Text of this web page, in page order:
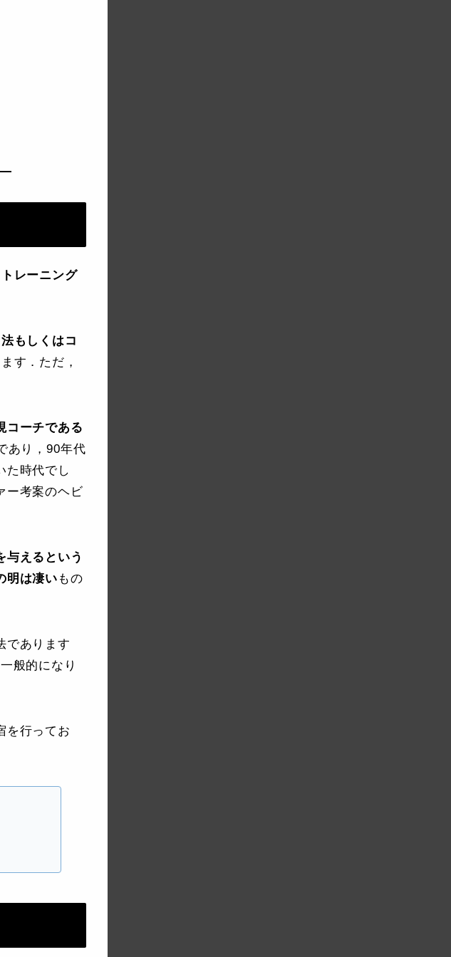
レーニング
もしくはコ
す．ただ，
コーチである
あり，90年代
た時代でし
ー考案のヘビ
与えるという
明は凄い もの
であります
般的になり
を行ってお